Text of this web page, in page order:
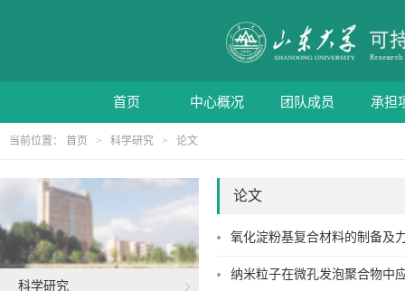
首页 中心概况 团队成员 承担
当前位置： 首页 > 科学研究 > 论文
科学研究
论文
氧化淀粉基复合材料的制备及
纳米粒子在微孔发泡聚合物中